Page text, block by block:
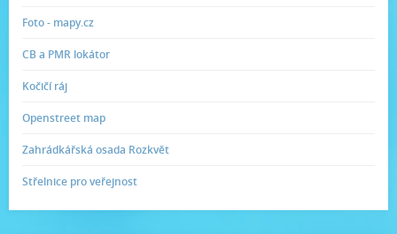
Foto - mapy.cz
CB a PMR lokátor
Kočičí ráj
Openstreet map
Zahrádkářská osada Rozkvět
Střelnice pro veřejnost